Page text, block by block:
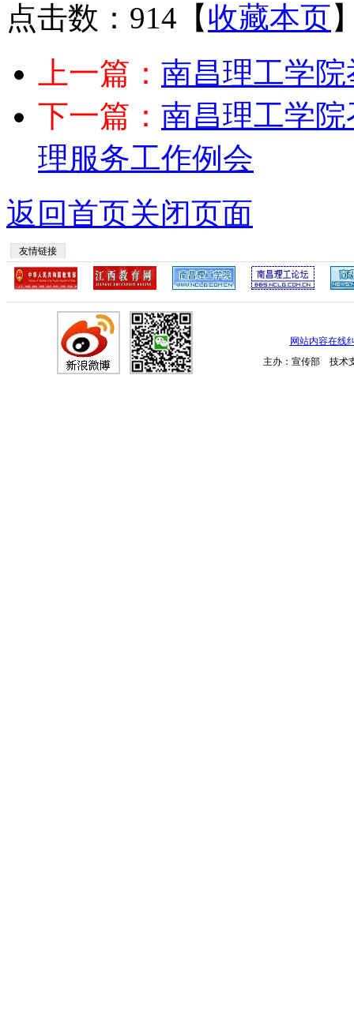
点击数：914 【收藏本页
上一篇： 南昌理工学
下一篇： 南昌理工学
理服务工作例会
返回首页关闭页面
友情链接
网站内容在线
主办：宣传部 技术